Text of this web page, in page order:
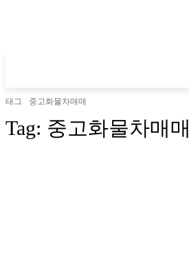
태그 중고화물차매매
Tag: 중고화물차매매